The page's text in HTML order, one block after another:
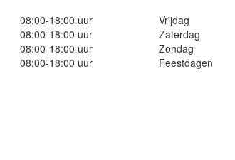
08:00-18:00 uur
08:00-18:00 uur
08:00-18:00 uur
08:00-18:00 uur
Vrijdag
Zaterdag
Zondag
Feestdagen